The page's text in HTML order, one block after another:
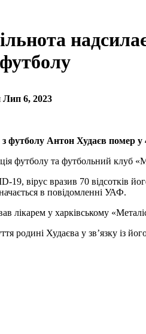
Лип 6, 2023
з футболу Антон Худаєв помер у
футболу та футбольний клуб
19, вірус вразив 70 відсотків
в повідомленні УАФ.
лікарем у харківському
родині Худаєва у зв’язку із